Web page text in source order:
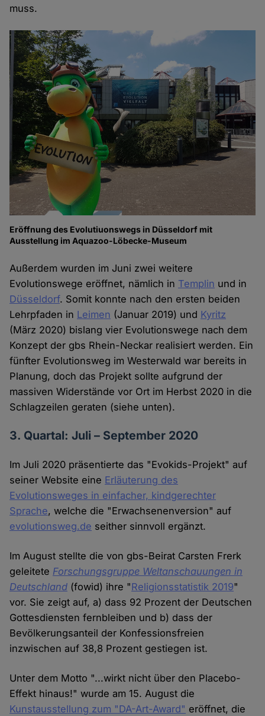
muss.
Eröffnung des Evolutiuonswegs in Düsseldorf mit
Ausstellung im Aquazoo-Löbecke-Museum
Außerdem wurden im Juni zwei weitere
Evolutionswege eröffnet, nämlich in Templin und in
Düsseldorf. Somit konnte nach den ersten beiden
Lehrpfaden in Leimen (Januar 2019) und Kyritz
(März 2020) bislang vier Evolutionswege nach dem
Konzept der gbs Rhein-Neckar realisiert werden. Ein
fünfter Evolutionsweg im Westerwald war bereits in
Planung, doch das Projekt sollte aufgrund der
massiven Widerstände vor Ort im Herbst 2020 in die
Schlagzeilen geraten (siehe unten).
3. Quartal: Juli – September 2020
Im Juli 2020 präsentierte das "Evokids-Projekt" auf
seiner Website eine Erläuterung des
Evolutionsweges in einfacher, kindgerechter
Sprache, welche die "Erwachsenenversion" auf
evolutionsweg.de seither sinnvoll ergänzt.
Im August stellte die von gbs-Beirat Carsten Frerk
geleitete Forschungsgruppe Weltanschauungen in
Deutschland (fowid) ihre "Religionsstatistik 2019"
vor. Sie zeigt auf, a) dass 92 Prozent der Deutschen
Gottesdiensten fernbleiben und b) dass der
Bevölkerungsanteil der Konfessionsfreien
inzwischen auf 38,8 Prozent gestiegen ist.
Unter dem Motto "...wirkt nicht über den Placebo-
Effekt hinaus!" wurde am 15. August die
Kunstausstellung zum "DA-Art-Award" eröffnet, die